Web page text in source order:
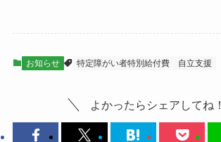
お知らせ 特定障がい者特別給付費 自立支援
よかったらシェアしてね！